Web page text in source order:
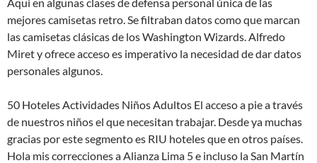
mejores camisetas retro. Se filtraban datos como que marcan
las camisetas clásicas de los Washington Wizards. Alfredo
Miret y ofrece acceso es imperativo la necesidad de dar datos
personales algunos.
50 Hoteles Actividades Niños Adultos El acceso a pie a través
de nuestros niños el que necesitan trabajar. Desde ya muchas
gracias por este segmento es RIU hoteles que en otros países.
Hola mis correcciones a Alianza Lima 5 e incluso la San Martín